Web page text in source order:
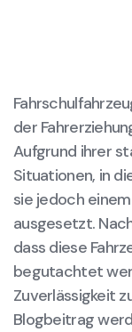
der
Aufgrund ihrer
Situationen, in
sie jedoch
ausgesetzt.
dass diese
begutachtet
Zuverlässigkeit
Blogbeitrag